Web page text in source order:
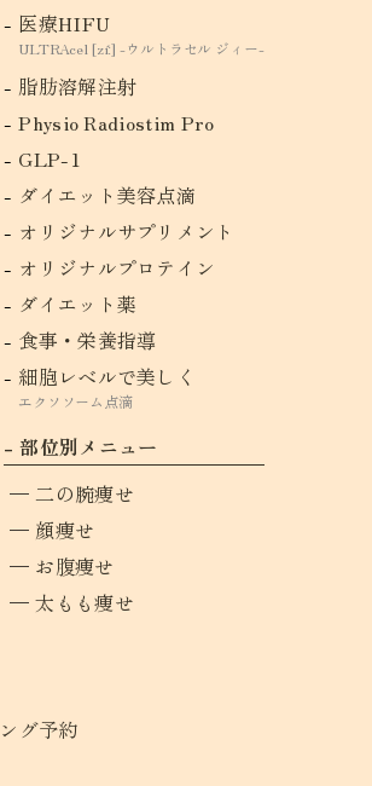
医療HIFU
ULTRAcel [zíː] -ウルトラセル ジィー-
脂肪溶解注射
Physio Radiostim Pro
GLP-1
ダイエット美容点滴
オリジナルサプリメント
オリジナルプロテイン
ダイエット薬
食事・栄養指導
細胞レベルで美しく
エクソソーム点滴
部位別メニュー
二の腕痩せ
顔痩せ
お腹痩せ
太もも痩せ
グ予約